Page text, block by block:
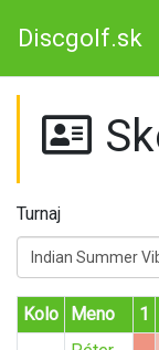
Discgolf.sk
Turnaj
Indian Summer
Kolo Meno 1